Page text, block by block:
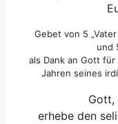
Gebet von 5
und
als Dank an Gott
Jahren seines
Gott,
erhebe den